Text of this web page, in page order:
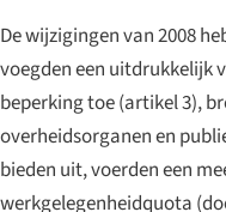
De wijzigingen van 2008
voegden een uitdrukkelijk
beperking toe (artikel 3),
overheidsorganen en
bieden uit, voerden een
werkgelegenheidquota